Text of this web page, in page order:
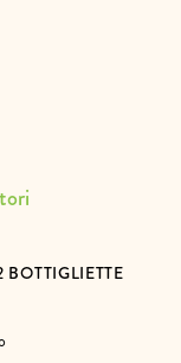
BOTTIGLIETTE